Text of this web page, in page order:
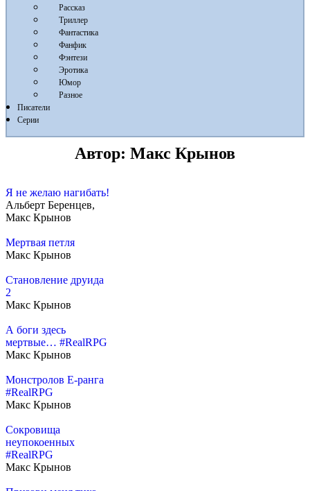
Рассказ
Триллер
Фантастика
Фанфик
Фэнтези
Эротика
Юмор
Разное
Писатели
Серии
Автор: Макс Крынов
Я не желаю нагибать!
Альберт Беренцев,
Макс Крынов
Мертвая петля
Макс Крынов
Становление друида
2
Макс Крынов
А боги здесь
мертвые… #RealRPG
Макс Крынов
Монстролов E-ранга
#RealRPG
Макс Крынов
Сокровища
неупокоенных
#RealRPG
Макс Крынов